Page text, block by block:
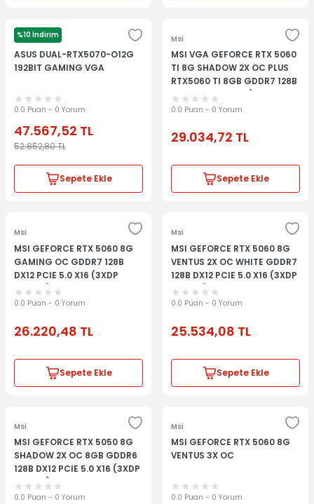
%10 İndirim
Asus
ASUS DUAL-RTX5070-O12G
192BIT GAMING VGA
0.0 Puan - 0 Yorum
47.567,52 TL
52.852,80TL
Sepete Ekle
Msi
MSI VGA GEFORCE RTX 5060
TI 8G SHADOW 2X OC PLUS
RTX5060 TI 8GB GDDR7 128B
DX12 PCIE 5.0 X16 (3XDP
1XHDMI)
0.0 Puan - 0 Yorum
29.034,72 TL
Sepete Ekle
Msi
MSI GEFORCE RTX 5060 8G
GAMING OC GDDR7 128B
DX12 PCIE 5.0 X16 (3XDP
1XHDMI)
0.0 Puan - 0 Yorum
26.220,48 TL
Sepete Ekle
Msi
MSI GEFORCE RTX 5060 8G
VENTUS 2X OC WHITE GDDR7
128B DX12 PCIE 5.0 X16 (3XDP
1XHDMI)
0.0 Puan - 0 Yorum
25.534,08 TL
Sepete Ekle
Msi
MSI GEFORCE RTX 5050 8G
SHADOW 2X OC 8GB GDDR6
128B DX12 PCIE 5.0 X16 (3XDP
1XHDMI)
0.0 Puan - 0 Yorum
Msi
MSI GEFORCE RTX 5060 8G
VENTUS 3X OC
0.0 Puan - 0 Yorum